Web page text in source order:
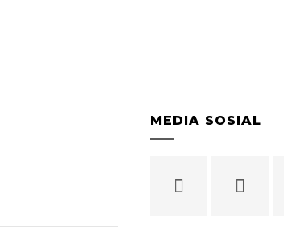
MEDIA SOSIAL